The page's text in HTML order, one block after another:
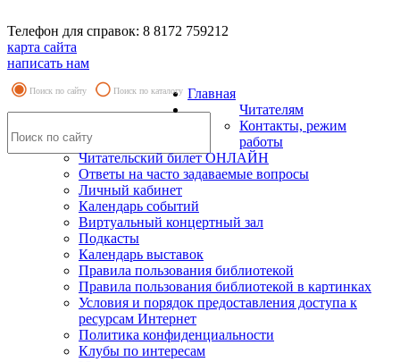
Телефон для справок: 8 8172 759212
карта сайта
написать нам
Поиск по сайту Поиск по каталогу Главная
Читателям
Контакты, режим
работы
Читательский билет ОНЛАЙН
Ответы на часто задаваемые вопросы
Личный кабинет
Календарь событий
Виртуальный концертный зал
Подкасты
Календарь выставок
Правила пользования библиотекой
Правила пользования библиотекой в картинках
Условия и порядок предоставления доступа к
ресурсам Интернет
Политика конфиденциальности
Клубы по интересам